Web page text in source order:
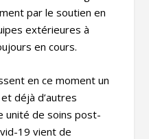
par le soutien en
extérieures à
en cours.
en ce moment un
déjà d’autres
unité de soins post-
19 vient de